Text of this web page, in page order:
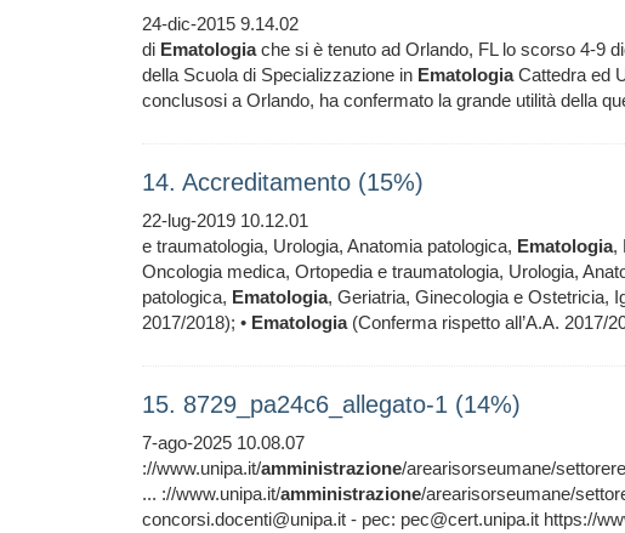
24-dic-2015 9.14.02
di Ematologiache si è tenuto ad Orlando, FL lo scorso 4-9
della Scuola di Specializzazione in EmatologiaCattedra ed
conclusosi a Orlando, ha confermato la grande utilità della
14. Accreditamento (15%)
22-lug-2019 10.12.01
e traumatologia, Urologia, Anatomia patologica, Ematologia,
Oncologia medica, Ortopedia e traumatologia, Urologia,
patologica, Ematologia, Geriatria, Ginecologia e Ostetricia,
2017/2018); • Ematologia(Conferma rispetto all’A.A. 2017/
15. 8729_pa24c6_allegato-1 (14%)
7-ago-2025 10.08.07
://www.unipa.it/amministrazione/arearisorseumane/
... ://www.unipa.it/amministrazione/arearisorseumane/
concorsi.docenti@unipa.it - pec: pec@cert.unipa.it https://